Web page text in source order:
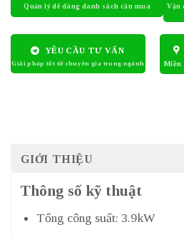
YÊU CẦU TƯ VẤN
GIỚI THIỆU
Thông số kỹ thuật
Tổng công suất: 3.9kW